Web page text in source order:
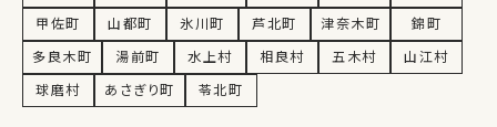
甲佐町
山都町 氷川町 芦北町 津奈木町
錦町
多良木町
湯前町 水上村 相良村 五木村
山江村
球磨村
あさぎり町 苓北町